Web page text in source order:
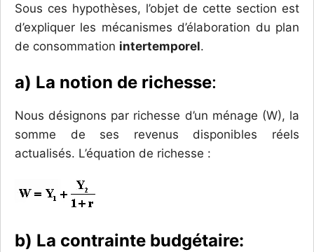
Sous ces hypothèses, l’objet de cette section est
d’expliquer les mécanismes d’élaboration du plan
de consommation intertemporel.
a) La notion de richesse:
Nous désignons par richesse d’un ménage (W), la
somme de ses revenus disponibles réels
actualisés. L’équation de richesse :
b) La contrainte budgétaire: